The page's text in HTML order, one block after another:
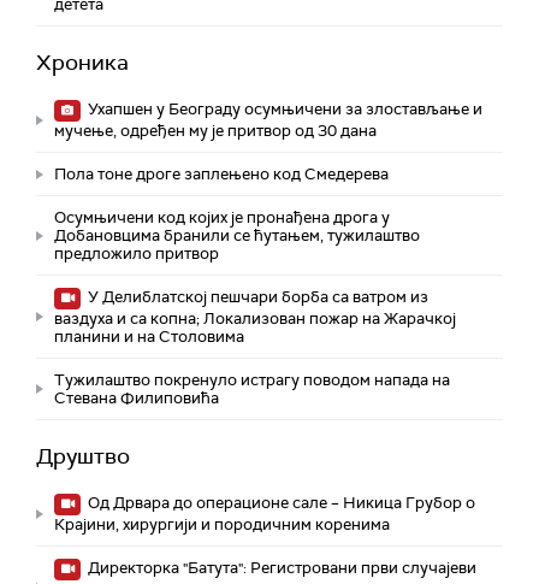
детета
Хроника
Ухапшен у Београду осумњичени за злостављање и
мучење, одређен му је притвор од 30 дана
Пола тоне дроге заплењено код Смедерева
Осумњичени код којих је пронађена дрога у
Добановцима бранили се ћутањем, тужилаштво
предложило притвор
У Делиблатској пешчари борба са ватром из
ваздуха и са копна; Локализован пожар на Жарачкој
планини и на Столовима
Тужилаштво покренуло истрагу поводом напада на
Стевана Филиповића
Друштво
Од Дрвара до операционе сале – Никица Грубор о
Крајини, хирургији и породичним коренима
Директорка "Батута": Регистровани први случајеви